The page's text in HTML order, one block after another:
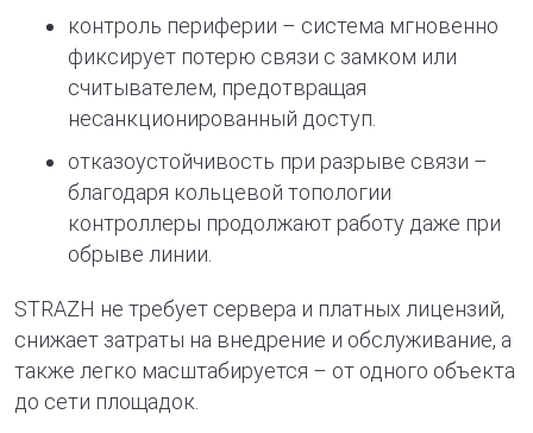
контроль периферии – система мгновенно
фиксирует потерю связи с замком или
считывателем, предотвращая
несанкционированный доступ.
отказоустойчивость при разрыве связи –
благодаря кольцевой топологии
контроллеры продолжают работу даже при
обрыве линии.
STRAZH не требует сервера и платных лицензий,
снижает затраты на внедрение и обслуживание, а
также легко масштабируется – от одного объекта
до сети площадок.